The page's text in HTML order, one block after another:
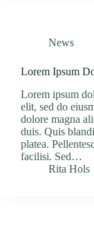
News
Lorem Ipsum
Lorem ipsum
elit, sed do
dolore magna
duis. Quis
platea.
facilisi. Sed…
Rita Hols